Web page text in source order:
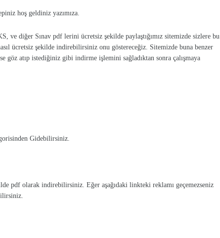
hoş geldiniz yazımıza.
ve diğer Sınav pdf lerini ücretsiz şekilde paylaştığımız sitemizde sizlere bu
ücretsiz şekilde indirebilirsiniz onu göstereceğiz. Sitemizde buna benzer
göz atıp istediğiniz gibi indirme işlemini sağladıktan sonra çalışmaya
Gidebilirsiniz.
pdf olarak indirebilirsiniz. Eğer aşağıdaki linkteki reklamı geçemezseniz